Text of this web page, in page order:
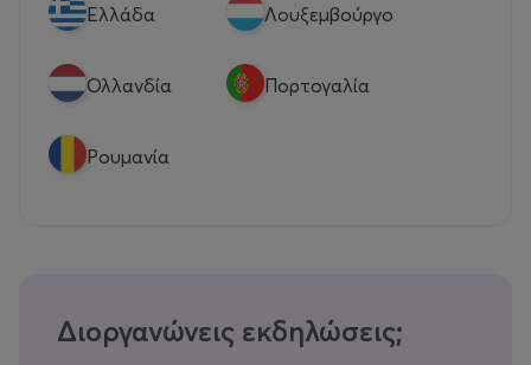
Eλλάδα Λουξεμβούργο
Ολλανδία Πορτογαλία
Ρουμανία
Διοργανώνεις εκδηλώσεις;